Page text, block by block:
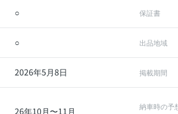
○ 保証書
○ 出品地域
2026年5月8日 掲載期間
26年10月〜11月 納車時の予